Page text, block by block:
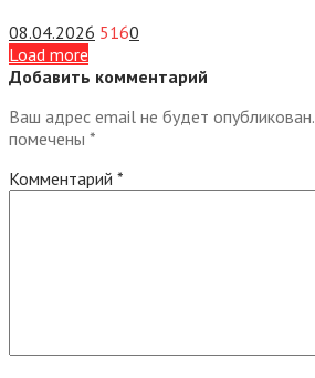
08.04.2026 5160
Load more
Добавить комментарий
Ваш адрес email не будет опубликован.
помечены *
Комментарий *